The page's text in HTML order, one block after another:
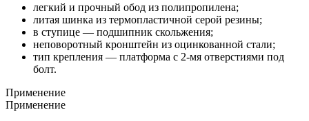
легкий и прочный обод из полипропилена;
литая шинка из термопластичной серой резины;
в ступице — подшипник скольжения;
неповоротный кронштейн из оцинкованной стали;
тип крепления — платформа с 2-мя отверстиями под
болт.
Применение
Применение